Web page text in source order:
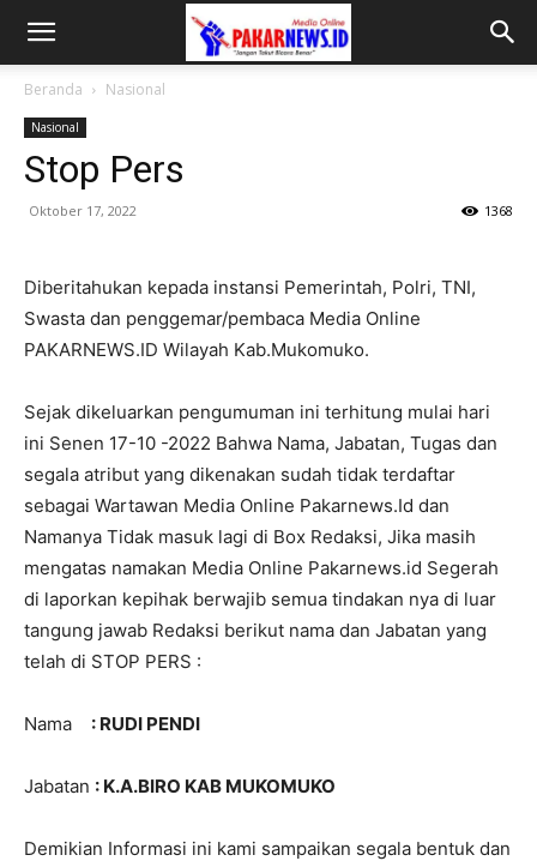
Beranda Nasional
Nasional
Stop Pers
Oktober 17, 2022 1368
Diberitahukan kepada instansi Pemerintah, Polri, TNI,
Swasta dan penggemar/pembaca Media Online
PAKARNEWS.ID Wilayah Kab.Mukomuko.
Sejak dikeluarkan pengumuman ini terhitung mulai hari
ini Senen 17-10 -2022 Bahwa Nama, Jabatan, Tugas dan
segala atribut yang dikenakan sudah tidak terdaftar
sebagai Wartawan Media Online Pakarnews.Id dan
Namanya Tidak masuk lagi di Box Redaksi, Jika masih
mengatas namakan Media Online Pakarnews.id Segerah
di laporkan kepihak berwajib semua tindakan nya di luar
tangung jawab Redaksi berikut nama dan Jabatan yang
telah di STOP PERS :
Nama : RUDI PENDI
Jabatan : K.A.BIRO KAB MUKOMUKO
Demikian Informasi ini kami sampaikan segala bentuk dan